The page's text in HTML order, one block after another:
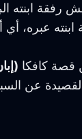
رفقة ابنته
عبره، أي
قصة كافكا
القصيدة عن